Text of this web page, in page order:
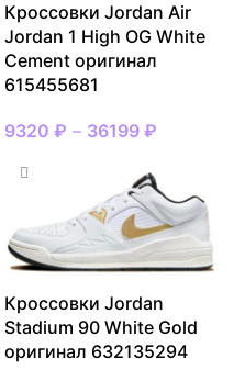
Кроссовки Jordan Air
Jordan 1 High OG White
Cement оригинал
615455681
9320 ₽ – 36199 ₽
Кроссовки Jordan
Stadium 90 White Gold
оригинал 632135294